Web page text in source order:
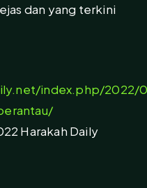
dan yang terkini
index.php/2022/
Harakah Daily